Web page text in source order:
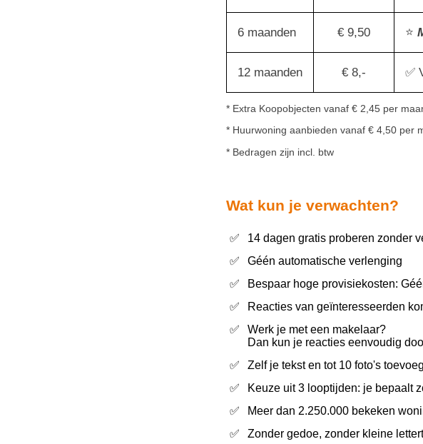
6 maanden € 9,50 ⭐
12 maanden € 8,- ✅
* Extra Koopobjecten vanaf € 2,45 per
* Huurwoning aanbieden vanaf € 4,50 per
* Bedragen zijn incl. btw
Wat kun je verwachten?
✅
14 dagen gratis proberen zonder
✅
Géén automatische verlenging
✅
Bespaar hoge provisiekosten:
✅
Reacties van geïnteresseerden
✅
Werk je met een makelaar?
Dan kun je reacties eenvoudig
✅
Zelf je tekst en tot 10 foto's
✅
Keuze uit 3 looptijden: je bepaalt
✅
Meer dan 2.250.000 bekeken
✅
Zonder gedoe, zonder kleine